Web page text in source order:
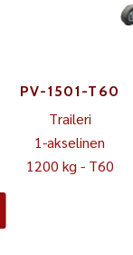
PV-1501-T60
Traileri
1-akselinen
1200 kg - T60